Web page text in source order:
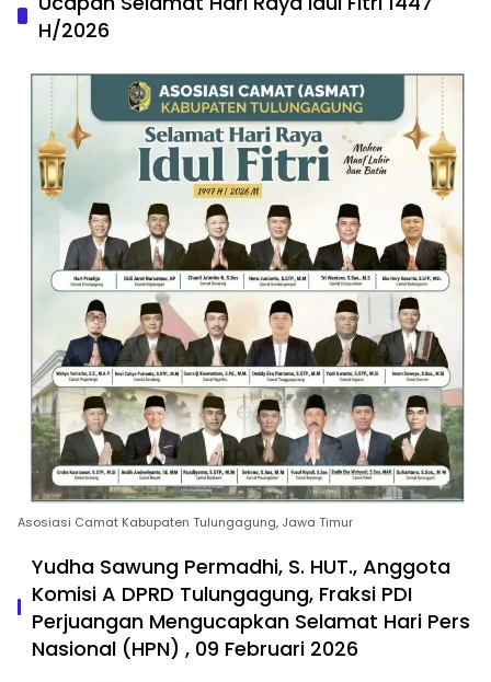
H/2026
Asosiasi Camat Kabupaten Tulungagung, Jawa Timur
Yudha Sawung Permadhi, S. HUT., Anggota
Komisi A DPRD Tulungagung, Fraksi PDI
Perjuangan Mengucapkan Selamat Hari Pers
Nasional (HPN) , 09 Februari 2026